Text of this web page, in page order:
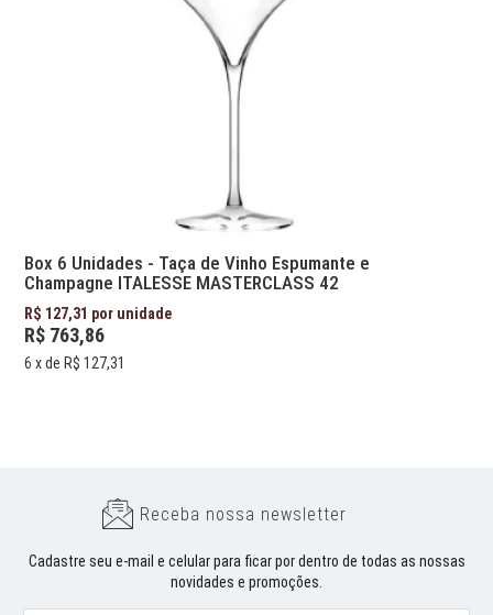
Box 6 Unidades - Taça de Vinho Espumante e
Champagne ITALESSE MASTERCLASS 42
R$ 127,31 por unidade
R$ 763,86
6 x de R$ 127,31
Receba nossa newsletter
Cadastre seu e-mail e celular para ficar por dentro de todas as nossas
novidades e promoções.